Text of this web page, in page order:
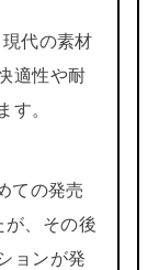
代の素材
適性や耐
す。
ての発売
が、その後
ョンが発